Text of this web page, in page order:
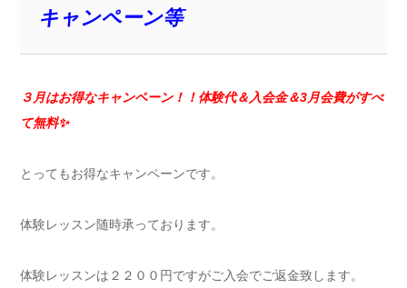
キャンペーン等
３月はお得なキャンペーン！！体験代＆入会金＆3月会費がすべ
て無料✨
とってもお得なキャンペーンです。
体験レッスン随時承っております。
体験レッスンは２２００円ですがご入会でご返金致します。